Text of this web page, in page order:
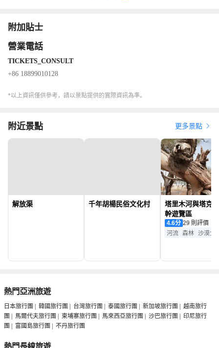
遊客乘坐觀光小火車，可一躍綠草地、二竄紅柳叢、三過蘆葦蕩、
駝、馬鹿等珍稀動物在林間閃現，天鵝、野鴨、大雁、鷗鳥等各種
水鳥集隊飛翔，鳴啼於湖面之上。深秋時節，金色胡楊把塔裡木河
兩岸妝點得如詩如畫、燦爛輝煌，成為攝影愛好者的創作天堂。
公園裡還有一座20多米高的瞭望塔，登上塔頂可以看見塔裡木河流
附加貼士
營業電話
TICKETS_CONSULT
+86 18899010128
*以上資訊僅供參考，請以景點提供的實際資訊為準。
附近景點 更多景點
解放渠 千年胡楊民俗文化村
塔里木河與塔克
幹遊覽區
4.6分
29 則評價
河流 森林 沙漠戈
熱門亞洲旅遊
日本旅行團 | 韓國旅行團 | 台灣旅行團 | 泰國旅行團 | 新加坡旅行團 | 越南旅行
團 | 馬爾代夫旅行團 | 柬埔寨旅行團 | 馬來西亞旅行團 | 沙巴旅行團 | 印尼旅行
團 | 富國島旅行團 | 不丹旅行團